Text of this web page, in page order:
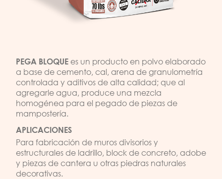
PEGA BLOQUE es un producto en polvo elaborado
a base de cemento, cal, arena de granulometría
controlada y aditivos de alta calidad; que al
agregarle agua, produce una mezcla
homogénea para el pegado de piezas de
mampostería.
APLICACIONES
Para fabricación de muros divisorios y
estructurales de ladrillo, block de concreto, adobe
y piezas de cantera u otras piedras naturales
decorativas.